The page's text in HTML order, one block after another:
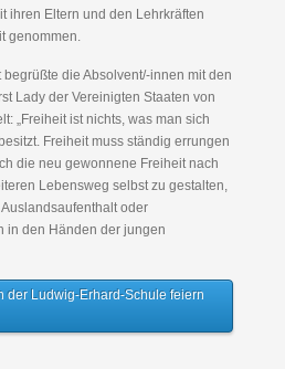
ihren Eltern und den Lehrkräften
genommen.
die Absolvent/-innen mit den
Lady der Vereinigten Staaten von
„Freiheit ist nichts, was man sich
Freiheit muss ständig errungen
die neu gewonnene Freiheit nach
Lebensweg selbst zu gestalten,
oder
in den Händen der jungen
der Ludwig-Erhard-Schule feiern